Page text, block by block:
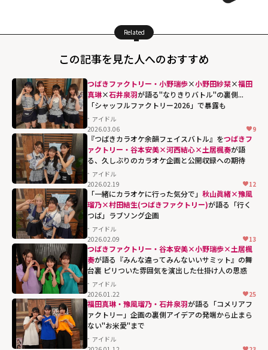
Related
この記事を見た人へのおすすめ
つばきファクトリー・小野瑞歩×小野田紗栞×福田
真琳×石井泉羽が語る"なりきりバトル"の裏側...
「シャッフルファクトリー2026」で暴露も
アイドル
2026.03.06
9
『つばきカラオケ余韻フェイスバトル』をつばきフ
ァクトリー・谷本安美×河西結心×土居楓奏が語
る、久しぶりのカラオケ企画と公開収録への期待
アイドル
2026.02.19
12
「一緒にカラオケに行った気分で」 秋山眞緒×豫風
瑠乃×村田結生(つばきファクトリー)が語る「行く
つば」ラブソング企画
アイドル
2026.02.09
13
つばきファクトリー・谷本安美×小野瑞歩×土居楓
奏が語る『みんな違ってみんないいサミット』の舞
台裏 ピリついた雰囲気を演出した仕掛け人の思惑
アイドル
2026.01.22
25
福田真琳・豫風瑠乃・石井泉羽が語る「コメリアフ
ァクトリー」企画の裏側――アイデアの発端から止まら
ない"お米愛"まで
アイドル